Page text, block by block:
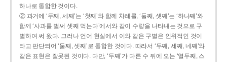
하나로 통합한 것이다.
② 과거에 ‘두째, 세째’는 ‘첫째’와 함께 차례를, ‘둘째, 셋째’는 ‘하나째’와
함께 ‘사과를 벌써 셋째 먹는다’에서와 같이 수량을 나타내는 것으로 구
별하여 써 왔다. 그러나 언어 현실에서 이와 같은 구별은 인위적인 것이
라고 판단되어 ‘둘째, 셋째’로 통합한 것이다. 따라서 ‘두째, 세째, 네째’와
같은 표현은 잘못된 것이다. 다만, ‘두째’가 다른 수 뒤에 오는 ‘열두째, 스